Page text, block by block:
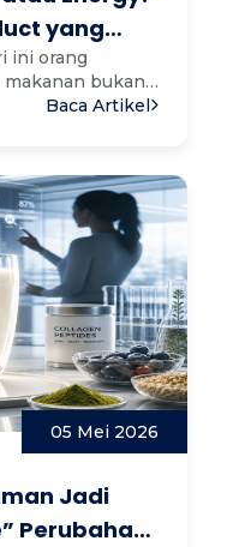
yang
ini orang
bukan
“kenya...Baca Artikel
Jadi
Perubahan
05 Mei 2026